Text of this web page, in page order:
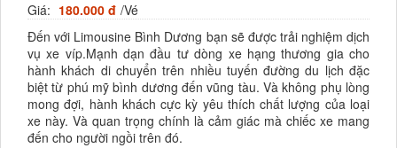
Giá: 180.000 đ /Vé
Đến với Limousine Bình Dương bạn sẽ được trải nghiệm dịch
vụ xe víp.Mạnh dạn đầu tư dòng xe hạng thương gia cho
hành khách di chuyển trên nhiều tuyến đường du lịch đặc
biệt từ phú mỹ bình dương đến vũng tàu. Và không phụ lòng
mong đợi, hành khách cực kỳ yêu thích chất lượng của loại
xe này. Và quan trọng chính là cảm giác mà chiếc xe mang
đến cho người ngồi trên đó.